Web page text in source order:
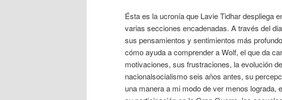
Ésta es la ucronía que Lavie Tidhar despliega
varias secciones encadenadas. A través del
sus pensamientos y sentimientos más
cómo ayuda a comprender a Wolf, el que da
motivaciones, sus frustraciones, la evolución
nacionalsocialismo seis años antes, su
una manera a mi modo de ver menos lograda,